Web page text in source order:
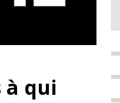
à qui